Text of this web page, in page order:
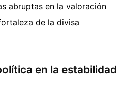
abruptas en la valoración
de la divisa
en la estabilidad